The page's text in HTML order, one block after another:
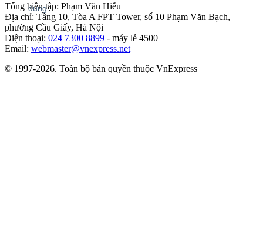
Tổng biên tập: Phạm Văn Hiếu
Địa chỉ: Tầng 10, Tòa A FPT Tower, số 10 Phạm Văn Bạch,
phường Cầu Giấy, Hà Nội
Điện thoại: 024 7300 8899 - máy lẻ 4500
Email: webmaster@vnexpress.net
© 1997-2026. Toàn bộ bản quyền thuộc VnExpress